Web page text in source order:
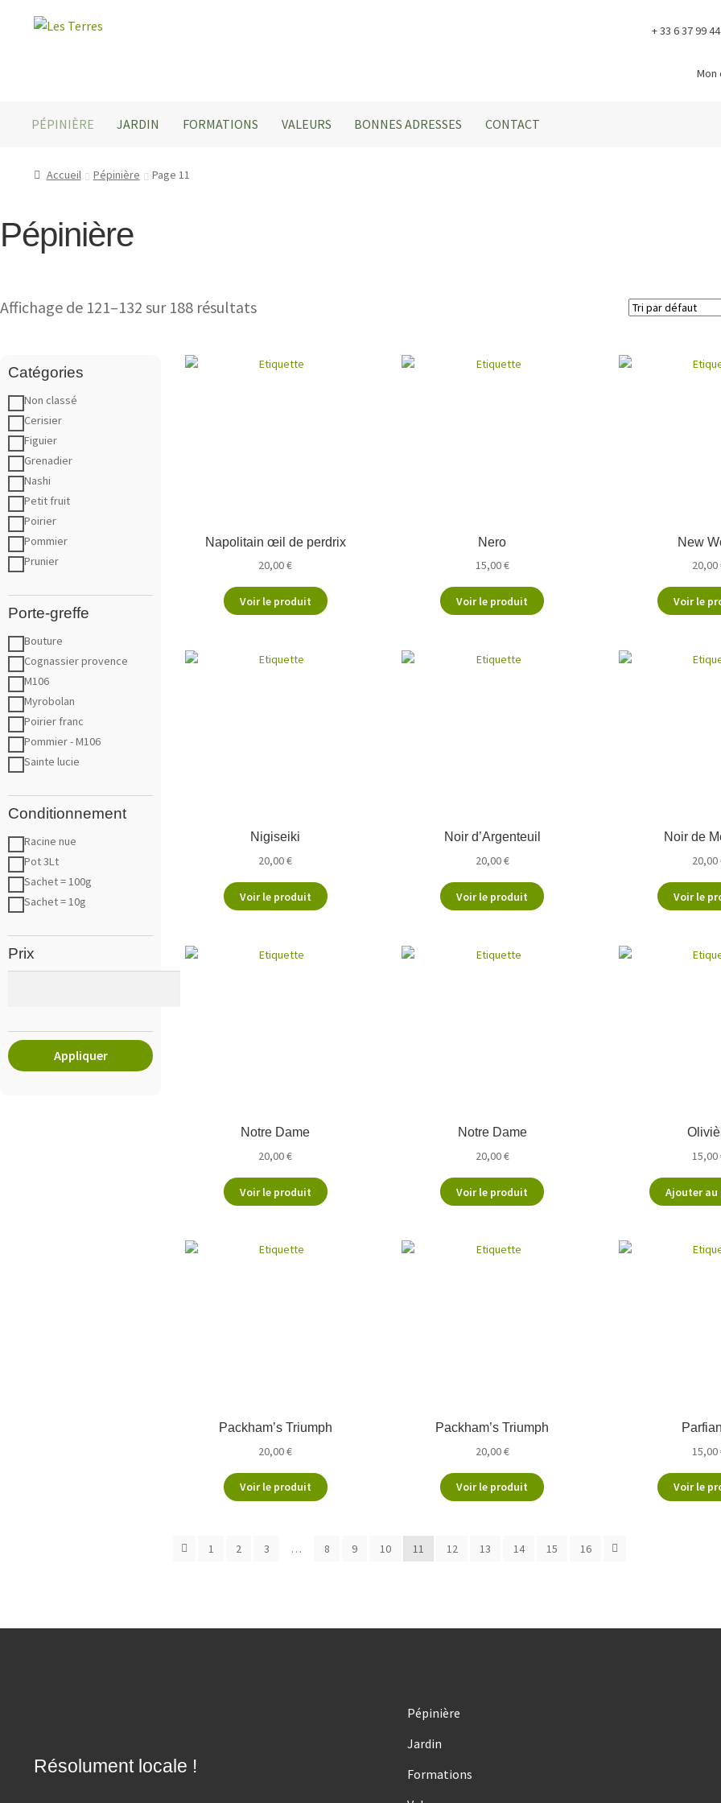
Aller
Aller
+ 33 6 37 99
Mon
PÉPINIÈRE JARDIN FORMATIONS VALEURS BONNES ADRESSES CONTACT
Accueil Pépinière Page 11
Pépinière
Affichage de 121–132 sur 188 résultats
Catégories
Non classé
Cerisier
Figuier
Grenadier
Nashi
Petit fruit
Poirier
Pommier
Prunier
Porte-greffe
Bouture
Cognassier provence
M106
Myrobolan
Poirier franc
Pommier - M106
Sainte lucie
Conditionnement
Racine nue
Pot 3Lt
Sachet = 100g
Sachet = 10g
Prix
Appliquer
Napolitain œil de perdrix
20,00€
Voir le produit
Nero
15,00€
Voir le produit
New
20,00
Voir le
Nigiseiki
20,00€
Voir le produit
Noir d’Argenteuil
20,00€
Voir le produit
Noir de
20,00
Voir le
Notre Dame
20,00€
Voir le produit
Notre Dame
20,00€
Voir le produit
15,00
Ajouter au
Packham’s Triumph
20,00€
Voir le produit
Packham’s Triumph
20,00€
Voir le produit
15,00
Voir le
1 2 3 … 8 9 10 11 12 13 14 15 16
Résolument locale !
Pépinière
Jardin
Formations